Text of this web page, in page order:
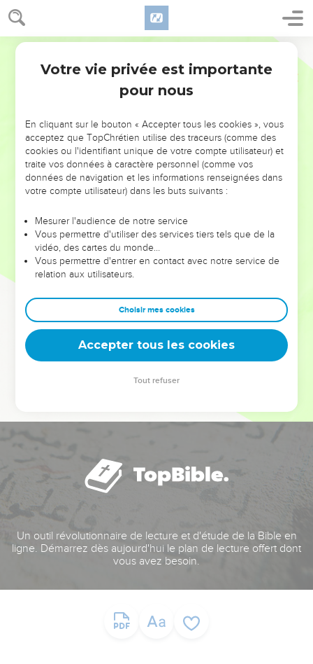
NE MANQUEZ PAS L’ÉVÉNEMENT
DE L’ANNÉE !
ET SI LEURS ERREURS POUVAIENT VOUS ÉVITER LES
VOTRES ?
leur foi ou leur vision. Mais on voit moins les doutes, les erreurs
et les saisons difficiles qu'ils ont traversés, alors même que ce
sont elles qui les ont façonnés.
Dans cette conférence, leaders, entrepreneurs, et responsables
clés pour avancer avec plus de sagesse afin que leurs erreurs
deviennent vos tremplins. Que vous guidiez un ministère, une
équipe, un groupe ou une famille, leur expérience est faite
Un outil révolutionnaire de lecture et d'étude de la Bible en
ligne. Démarrez dès aujourd'hui le plan de lecture offert dont
vous avez besoin.
Votre vie privée est importante
pour nous
En cliquant sur le bouton « Accepter tous les cookies », vous
acceptez que TopChrétien utilise des traceurs (comme des
cookies ou l'identifiant unique de votre compte utilisateur) et
traite vos données à caractère personnel (comme vos
données de navigation et les informations renseignées dans
votre compte utilisateur) dans les buts suivants :
Mesurer l'audience de notre service
Vous permettre d'utiliser des services tiers tels que de la
vidéo, des cartes du monde…
Vous permettre d'entrer en contact avec notre service de
relation aux utilisateurs.
Choisir mes cookies
Accepter tous les cookies
Tout refuser